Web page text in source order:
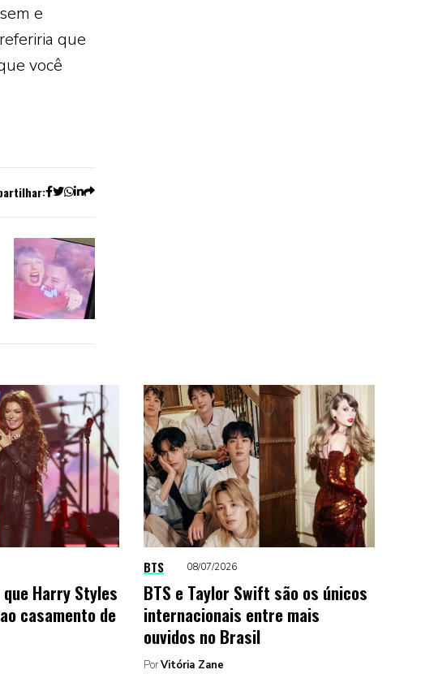
e
que
você
Harry Styles
casamento de
BTS 08/07/2026
BTS e Taylor Swift são os únicos
internacionais entre mais
ouvidos no Brasil
PorVitória Zane